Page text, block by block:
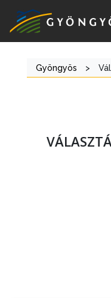
Gyöngyös >